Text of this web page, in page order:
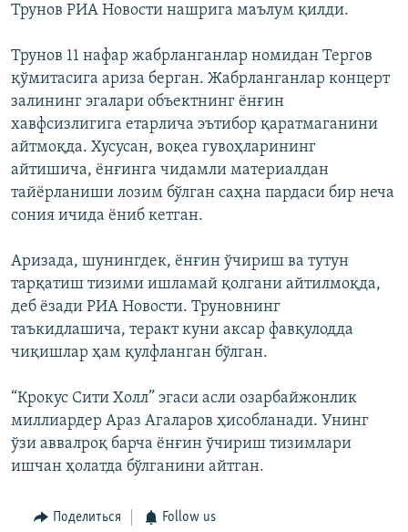
Трунов РИА Новости нашрига маълум қилди.
Трунов 11 нафар жабрланганлар номидан Тергов
қўмитасига ариза берган. Жабрланганлар концерт
залининг эгалари объектнинг ёнғин
хавфсизлигига етарлича эътибор қаратмаганини
айтмоқда. Хусусан, воқеа гувоҳларининг
айтишича, ёнғинга чидамли материалдан
тайёрланиши лозим бўлган саҳна пардаси бир неча
сония ичида ёниб кетган.
Аризада, шунингдек, ёнғин ўчириш ва тутун
тарқатиш тизими ишламай қолгани айтилмоқда,
деб ёзади РИА Новости. Труновнинг
таъкидлашича, теракт куни аксар фавқулодда
чиқишлар ҳам қулфланган бўлган.
“Крокус Сити Холл” эгаси асли озарбайжонлик
миллиардер Араз Агаларов ҳисобланади. Унинг
ўзи аввалроқ барча ёнғин ўчириш тизимлари
ишчан ҳолатда бўлганини айтган.
Поделиться Follow us